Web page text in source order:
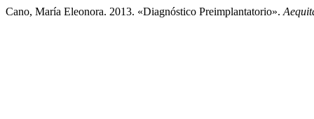
Cano, María Eleonora. 2013. «Diagnóstico Preimplantatorio».